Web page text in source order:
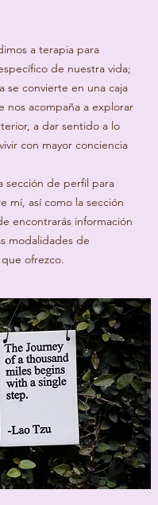
a terapia para
de nuestra vida;
se convierte en una caja
nos acompaña a explorar
a dar sentido a lo
con mayor conciencia
sección de perfil para
mí, así como la sección
encontrarás información
modalidades de
ofrezco.